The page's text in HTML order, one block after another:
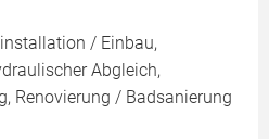
/ Einbau,
Abgleich,
Renovierung / Badsanierung